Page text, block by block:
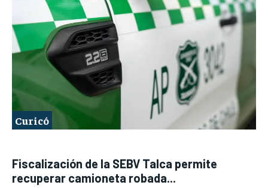
Curicó
Fiscalización de la SEBV Talca permite
recuperar camioneta robada...